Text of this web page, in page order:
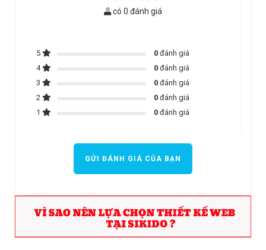
có 0 đánh giá
5 0đánh giá
4
0đánh giá
3
0đánh giá
2
0đánh giá
1
0đánh giá
GỬI ĐÁNH GIÁ CỦA BẠN